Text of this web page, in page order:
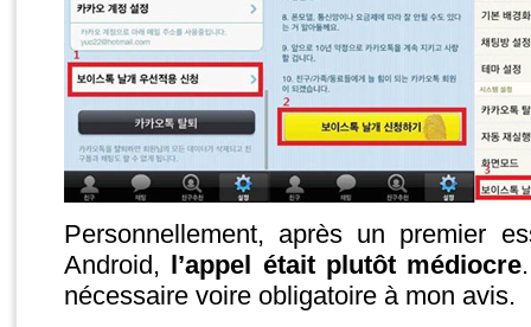
Personnellement, après un premier
Android, l’appel était plutôt médiocre
nécessaire voire obligatoire à mon avis.